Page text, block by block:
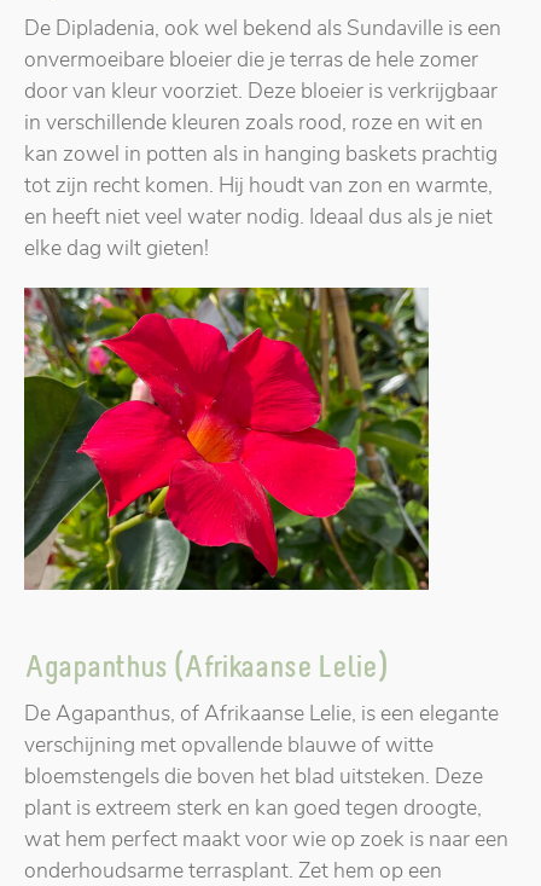
De Dipladenia, ook wel bekend als Sundaville is een
onvermoeibare bloeier die je terras de hele zomer
door van kleur voorziet. Deze bloeier is verkrijgbaar
in verschillende kleuren zoals rood, roze en wit en
kan zowel in potten als in hanging baskets prachtig
tot zijn recht komen. Hij houdt van zon en warmte,
en heeft niet veel water nodig. Ideaal dus als je niet
elke dag wilt gieten!
Agapanthus (Afrikaanse Lelie)
De Agapanthus, of Afrikaanse Lelie, is een elegante
verschijning met opvallende blauwe of witte
bloemstengels die boven het blad uitsteken. Deze
plant is extreem sterk en kan goed tegen droogte,
wat hem perfect maakt voor wie op zoek is naar een
onderhoudsarme terrasplant. Zet hem op een